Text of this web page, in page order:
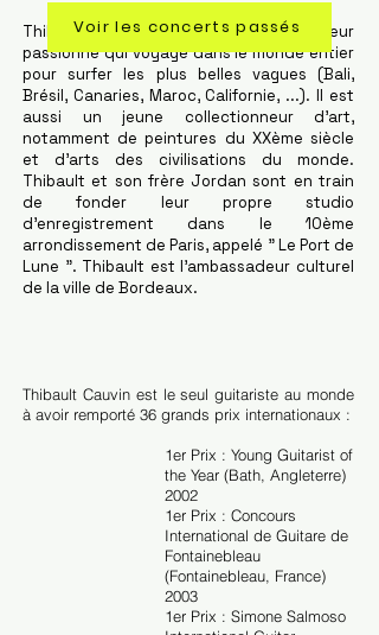
Thibault est également un surfeur
passionné qui voyage dans le monde entier
pour surfer les plus belles vagues (Bali,
Brésil, Canaries, Maroc, Californie, ...). Il est
aussi un jeune collectionneur d'art,
notamment de peintures du XXème siècle
et d'arts des civilisations du monde.
Thibault et son frère Jordan sont en train
de fonder leur propre studio
d'enregistrement dans le 10ème
arrondissement de Paris, appelé " Le Port de
Lune ". Thibault est l'ambassadeur culturel
de la ville de Bordeaux.
Thibault Cauvin est le seul guitariste au monde
à avoir remporté 36 grands prix internationaux :
1er Prix : Young Guitarist of
the Year (Bath, Angleterre)
2002
1er Prix : Concours
International de Guitare de
Fontainebleau
(Fontainebleau, France)
2003
1er Prix : Simone Salmoso
Voir les concerts passés